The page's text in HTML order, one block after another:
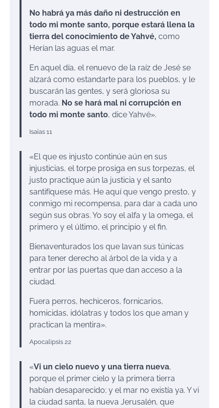
No habrá ya más daño ni destrucción en
todo mi monte santo, porque estará llena la
tierra del conocimiento de Yahvé, como
Herían las aguas el mar.
En aquel día, el renuevo de la raíz de Jesé se
alzará como estandarte para los pueblos, y le
buscarán las gentes, y será gloriosa su
morada. No se hará mal ni corrupción en
todo mi monte santo, dice Yahvé».
Isaías 11
«El que es injusto continúe aún en sus
injusticias, el torpe prosiga en sus torpezas, el
justo practique aún la justicia y el santo
santifíquese más. He aquí que vengo presto, y
conmigo mi recompensa, para dar a cada uno
según sus obras. Yo soy el alfa y la omega, el
primero y el último, el principio y el fin.
Bienaventurados los que lavan sus túnicas
para tener derecho al árbol de la vida y a
entrar por las puertas que dan acceso a la
ciudad.
Fuera perros, hechiceros, fornicarios,
homicidas, idólatras y todos los que aman y
practican la mentira».
Apocalipsis 22
«Vi un cielo nuevo y una tierra nueva,
porque el primer cielo y la primera tierra
habían desaparecido; y el mar no existía ya. Y vi
la ciudad santa, la nueva Jerusalén, que